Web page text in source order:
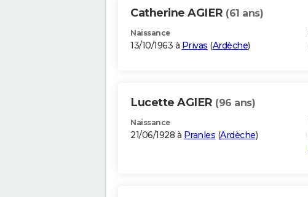
Catherine AGIER (61 ans)
Naissance
13/10/1963 à Privas (Ardèche)
Lucette AGIER (96 ans)
Naissance
21/06/1928 à Pranles (Ardèche)